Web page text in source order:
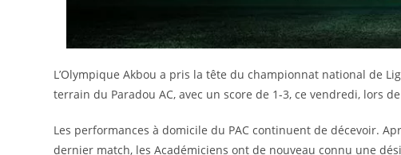
L’Olympique Akbou a pris la tête du championnat national de
terrain du Paradou AC, avec un score de 1-3, ce vendredi, lors
Les performances à domicile du PAC continuent de décevoir.
dernier match, les Académiciens ont de nouveau connu une